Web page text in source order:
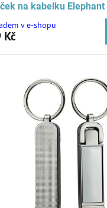
na kabelku Elephant
v e-shopu
Kč